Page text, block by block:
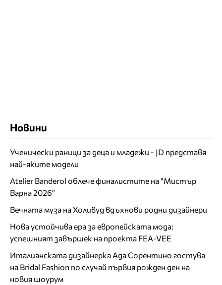
Новини
Ученически раници за деца и младежи - JD представя
най-яките модели
Atelier Banderol облече финалистите на "Мистър
Варна 2026"
Вечната муза на Холивуд вдъхнови родни дизайнери
Нова устойчива ера за европейската мода:
успешният завършек на проекта FEA-VEE
Италианската дизайнерка Ада Сорентино гостува
на Bridal Fashion по случай първия рожден ден на
новия шоурум